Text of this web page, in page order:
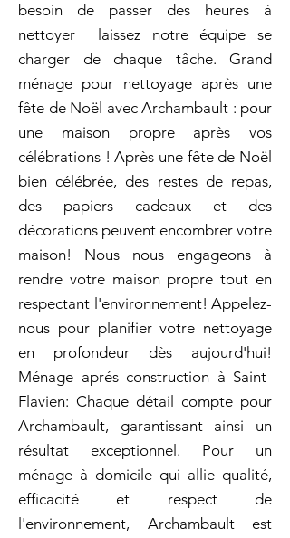
besoin de passer des heures à
nettoyer  laissez notre équipe se
charger de chaque tâche. Grand
ménage pour nettoyage après une
fête de Noël avec Archambault : pour
une maison propre après vos
célébrations ! Après une fête de Noël
bien célébrée, des restes de repas,
des papiers cadeaux et des
décorations peuvent encombrer votre
maison! Nous nous engageons à
rendre votre maison propre tout en
respectant l'environnement! Appelez-
nous pour planifier votre nettoyage
en profondeur dès aujourd'hui!
Ménage aprés construction à Saint-
Flavien: Chaque détail compte pour
Archambault, garantissant ainsi un
résultat exceptionnel. Pour un
ménage à domicile qui allie qualité,
efficacité et respect de
l'environnement, Archambault est